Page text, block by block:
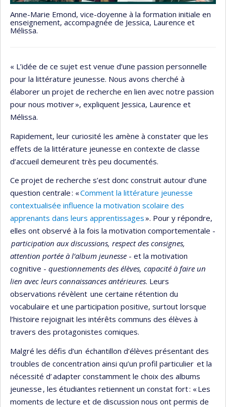
Anne-Marie Emond, vice-doyenne à la formation initiale en
enseignement, accompagnée de Jessica, Laurence et
Mélissa.
« L’idée de ce sujet est venue d’une passion personnelle
pour la littérature jeunesse. Nous avons cherché à
élaborer un projet de recherche en lien avec notre passion
pour nous motiver », expliquent Jessica, Laurence et
Mélissa.
Rapidement, leur curiosité les amène à constater que les
effets de la littérature jeunesse en contexte de classe
d’accueil demeurent très peu documentés.
Ce projet de recherche s’est donc construit autour d’une
question centrale : «Comment la littérature jeunesse
contextualisée influence la motivation scolaire des
apprenants dans leurs apprentissages». Pour y répondre,
elles ont observé à la fois la motivation comportementale -
participation aux discussions, respect des consignes,
attention portée à l’album jeunesse - et la motivation
cognitive - questionnements des élèves, capacité à faire un
lien avec leurs connaissances antérieures. Leurs
observations révèlent une certaine rétention du
vocabulaire et une participation positive, surtout lorsque
l’histoire rejoignait les intérêts communs des élèves à
travers des protagonistes comiques.
Malgré les défis d’un échantillon d’élèves présentant des
troubles de concentration ainsi qu’un profil particulier et la
nécessité d’ adapter constamment le choix des albums
jeunesse , les étudiantes retiennent un constat fort : « Les
moments de lecture et de discussion nous ont permis de